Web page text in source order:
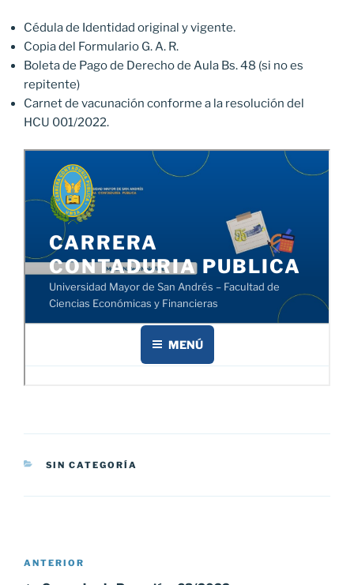
Cédula de Identidad original y vigente.
Copia del Formulario G. A. R.
Boleta de Pago de Derecho de Aula Bs. 48 (si no es
repitente)
Carnet de vacunación conforme a la resolución del
HCU 001/2022.
CATEGORÍAS
SIN CATEGORÍA
Navegación
Entrada
ANTERIOR